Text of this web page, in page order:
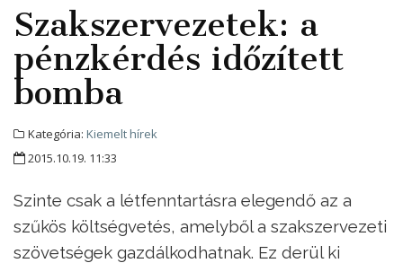
Szakszervezetek: a
pénzkérdés időzített
bomba
Kategória: Kiemelt hírek
2015.10.19. 11:33
Szinte csak a létfenntartásra elegendő az a
szűkös költségvetés, amelyből a szakszervezeti
szövetségek gazdálkodhatnak. Ez derül ki